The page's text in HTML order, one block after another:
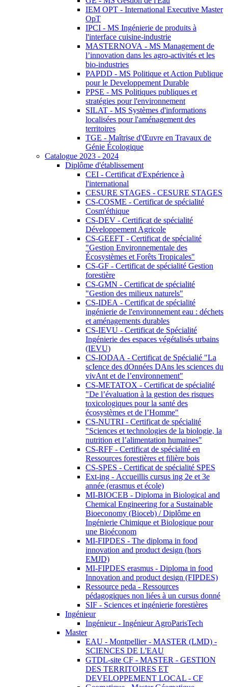
IEM OPT - International Executive Master
OpT
IPCI - MS Ingénierie de produits à
l'interface cuisine-industrie
MASTERNOVA - MS Management de
l’innovation dans les agro-activités et les
bio-industries
PAPDD - MS Politique et Action Publique
pour le Developpement Durable
PPSE - MS Politiques publiques et
stratégies pour l'environnement
SILAT - MS Systèmes d'informations
localisées pour l'aménagement des
territoires
TGE - Maîtrise d'Œuvre en Travaux de
Génie Écologique
Catalogue 2023 - 2024
Diplôme d'établissement
CEI - Certificat d'Expérience à
l'international
CESURE STAGES - CESURE STAGES
CS-COSME - Certificat de spécialité
Cosm'éthique
CS-DEV - Certificat de spécialité
Développement Agricole
CS-GEEFT - Certificat de spécialité
"Gestion Environnementale des
Écosystèmes et Forêts Tropicales"
CS-GF - Certificat de spécialité Gestion
forestière
CS-GMN - Certificat de spécialité
"Gestion des milieux naturels"
CS-IDEA - Certificat de spécialité
ingénierie de l'environnement eau : déchets
et aménagements durables
CS-IEVU - Certificat de Spécialité
Ingénierie des espaces végétalisés urbains
(IEVU)
CS-IODAA - Certificat de Spécialié "La
scIence des dOnnées DAns les sciences du
vivAnt et de l’environnement"
CS-METATOX - Certificat de spécialité
"De l’évaluation à la gestion des risques
toxicologiques pour la santé des
écosystèmes et de l’Homme"
CS-NUTRI - Certificat de spécialité
"Sciences et technologies de la biologie, la
nutrition et l’alimentation humaines"
CS-RFF - Certificat de spécialité en
Ressources forestières et filière bois
CS-SPES - Certificat de spécialité SPES
Ext-ing - Accueillis cursus ing 2e et 3e
année (erasmus et école)
MI-BIOCEB - Diploma in Biological and
Chemical Engineering for a Sustainable
Bioeconomy (Bioceb) / Diplôme en
Ingénierie Chimique et Biologique pour
une Bioéconom
MI-FIPDES - The diploma in food
innovation and product design (hors
EMJD)
MI-FIPDES erasmus - Diploma in food
Innovation and product design (FIPDES)
Ressource peda - Ressources
pédagogiques non liées à un cursus donné
SIF - Sciences et ingénierie forestières
Ingénieur
Ingénieur - Ingénieur AgroParisTech
Master
EAU - Montpellier - MASTER (LMD) -
SCIENCES DE L'EAU
GTDL-site CF - MASTER - GESTION
DES TERRITOIRES ET
DEVELOPPEMENT LOCAL - CF